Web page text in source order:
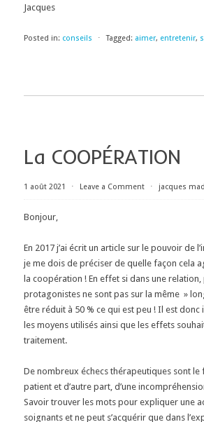
Jacques
Posted in: conseils ⋅ Tagged: aimer, entretenir,
La COOPÉRATION
1 août 2021 ⋅ Leave a Comment ⋅ jacques
Bonjour,
En 2017 j’ai écrit un article sur le pouvoir de
je me dois de préciser de quelle façon cela
la coopération ! En effet si dans une
protagonistes ne sont pas sur la même »
être réduit à 50 % ce qui est peu ! Il est
les moyens utilisés ainsi que les effets
traitement.
De nombreux échecs thérapeutiques sont le
patient et d’autre part, d’une
Savoir trouver les mots pour expliquer une
soignants et ne peut s’acquérir que dans